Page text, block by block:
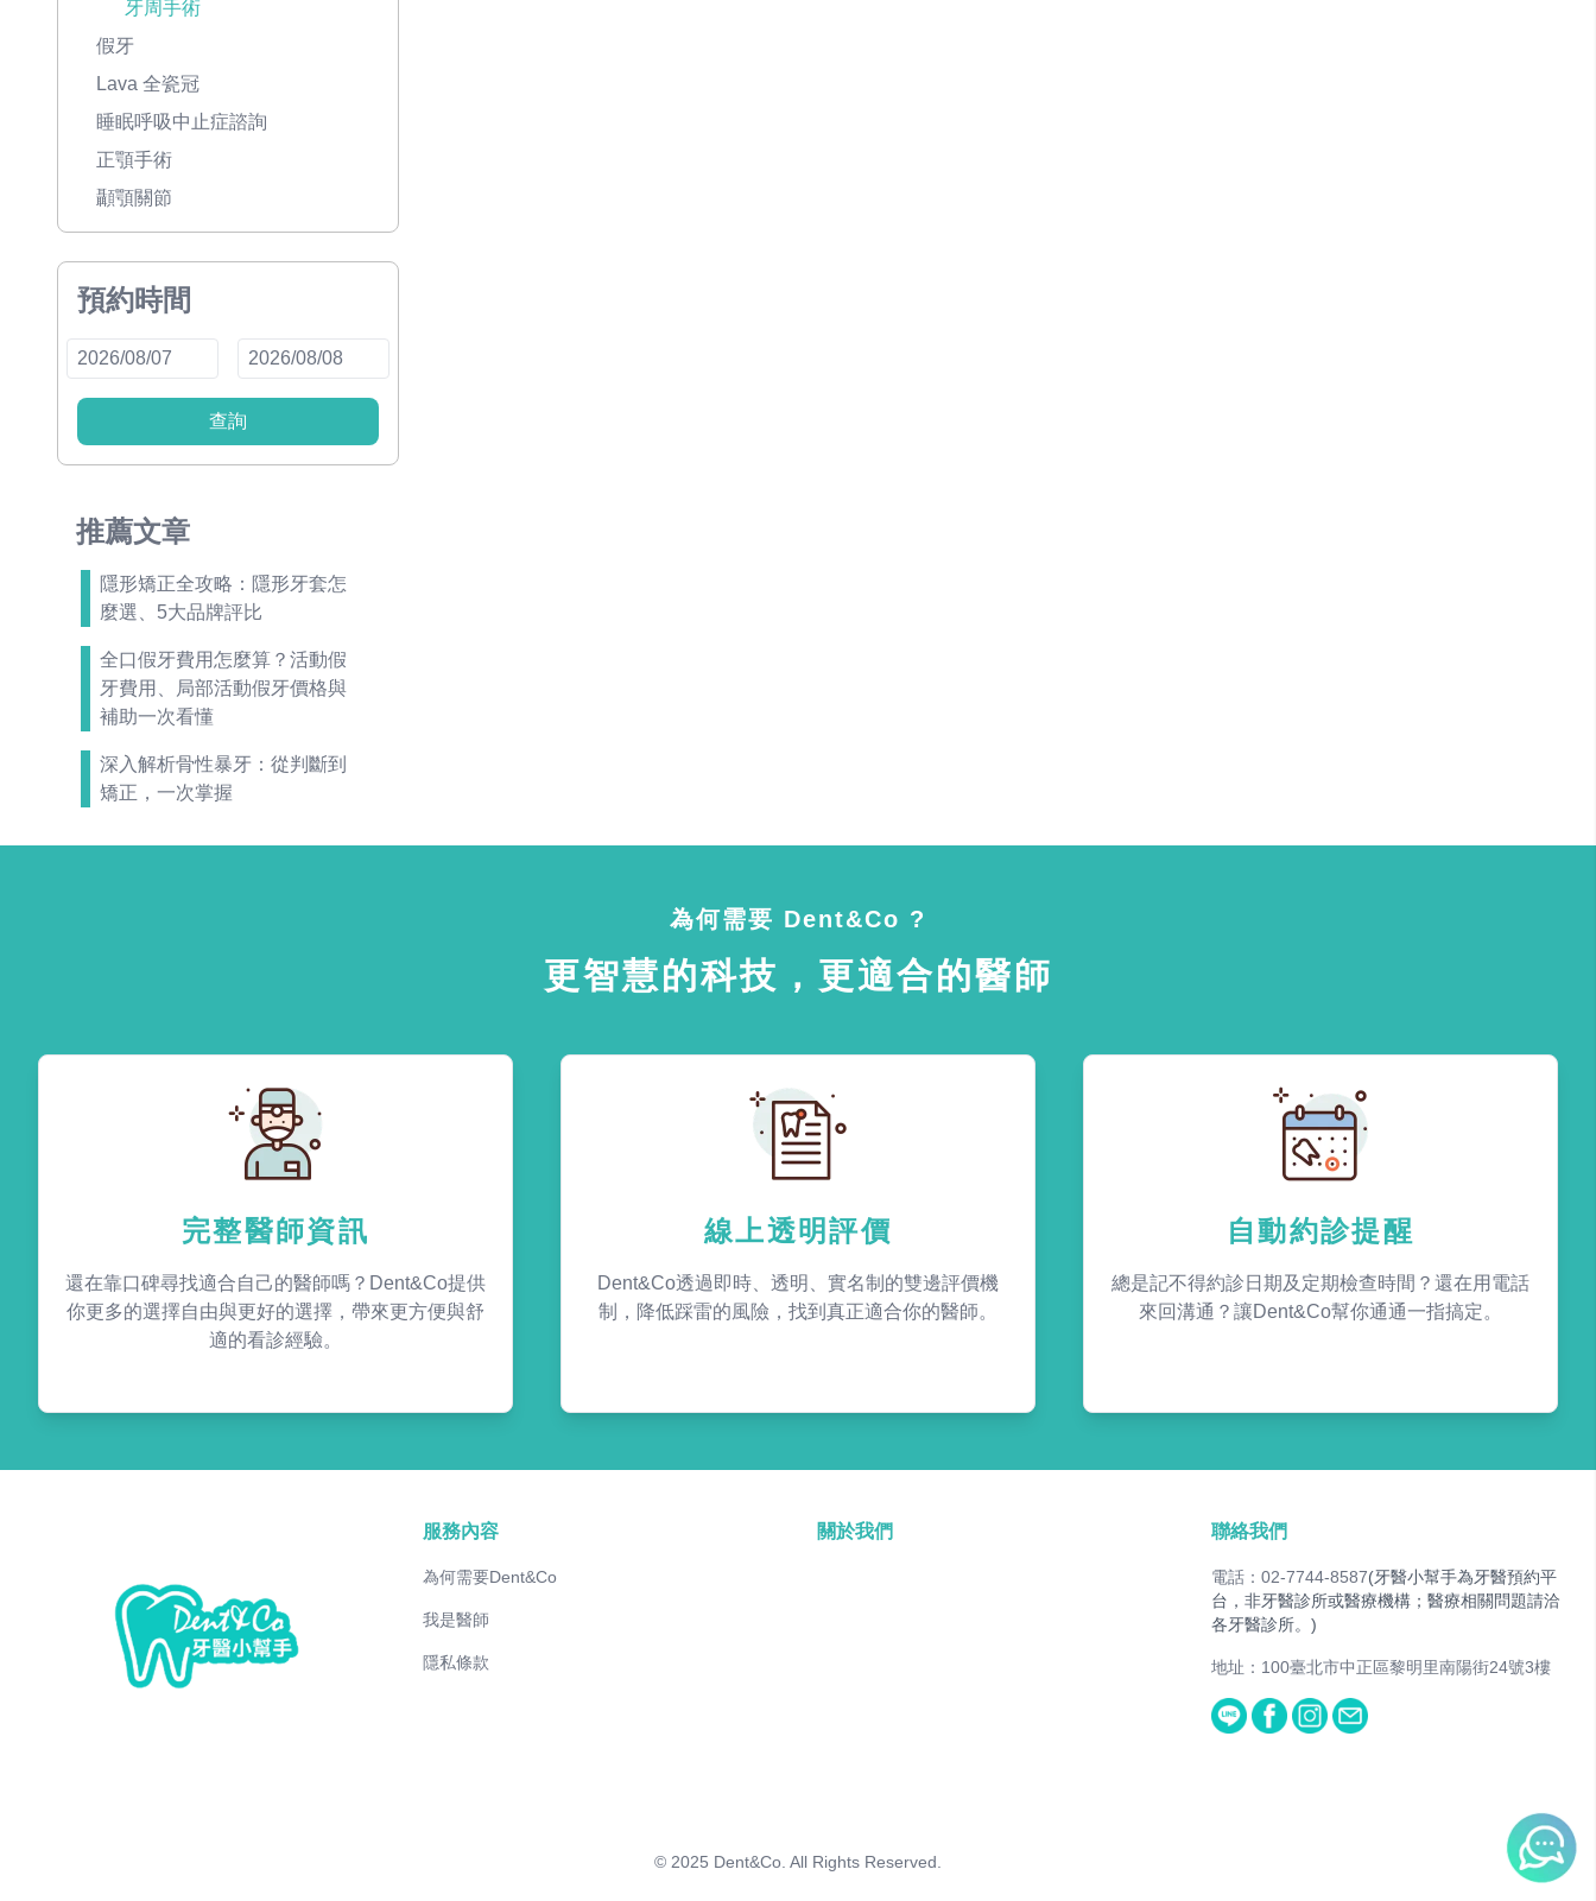
牙周手術
假牙
Lava 全瓷冠
睡眠呼吸中止症諮詢
正顎手術
顳顎關節
預約時間
查詢
推薦文章
隱形矯正全攻略：隱形牙套怎
麼選、5大品牌評比
全口假牙費用怎麼算？活動假
牙費用、局部活動假牙價格與
補助一次看懂
深入解析骨性暴牙：從判斷到
矯正，一次掌握
為何需要 Dent&Co ?
更智慧的科技，更適合的醫師
完整醫師資訊
還在靠口碑尋找適合自己的醫師嗎？Dent&Co提供
你更多的選擇自由與更好的選擇，帶來更方便與舒
適的看診經驗。
線上透明評價
Dent&Co透過即時、透明、實名制的雙邊評價機
制，降低踩雷的風險，找到真正適合你的醫師。
自動約診提醒
總是記不得約診日期及定期檢查時間？還在用電話
來回溝通？讓Dent&Co幫你通通一指搞定。
服務內容
為何需要Dent&Co
我是醫師
隱私條款
關於我們 聯絡我們
電話：02-7744-8587(牙醫小幫手為牙醫預約平
台，非牙醫診所或醫療機構；醫療相關問題請洽
各牙醫診所。)
地址：100臺北市中正區黎明里南陽街24號3樓
© 2025 Dent&Co. All Rights Reserved.